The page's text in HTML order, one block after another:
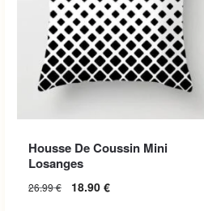
Housse De Coussin Mini
Losanges
26.99€ 18.90 €